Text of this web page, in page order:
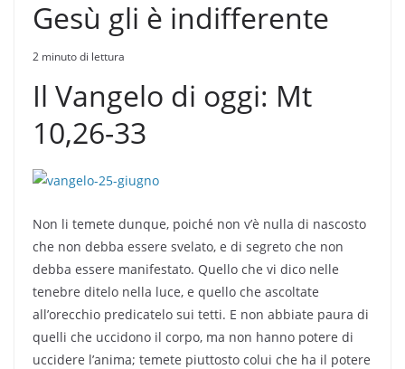
Gesù gli è indifferente
2 minuto di lettura
Il Vangelo di oggi: Mt
10,26-33
Non li temete dunque, poiché non v’è nulla di nascosto
che non debba essere svelato, e di segreto che non
debba essere manifestato. Quello che vi dico nelle
tenebre ditelo nella luce, e quello che ascoltate
all’orecchio predicatelo sui tetti. E non abbiate paura di
quelli che uccidono il corpo, ma non hanno potere di
uccidere l’anima; temete piuttosto colui che ha il potere